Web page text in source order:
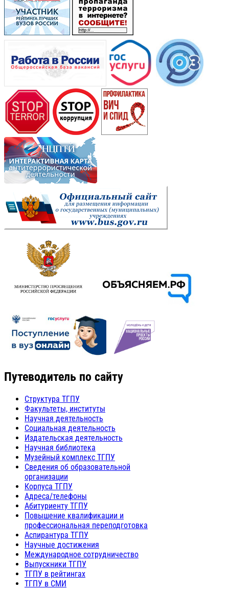
Путеводитель по сайту
Структура ТГПУ
Факультеты, институты
Научная деятельность
Социальная деятельность
Издательская деятельность
Научная библиотека
Музейный комплекс ТГПУ
Сведения об образовательной
организации
Корпуса ТГПУ
Адреса/телефоны
Абитуриенту ТГПУ
Повышение квалификации и
профессиональная переподготовка
Аспирантура ТГПУ
Научные достижения
Международное сотрудничество
Выпускники ТГПУ
ТГПУ в рейтингах
ТГПУ в СМИ